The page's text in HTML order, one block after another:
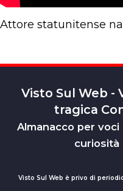
Attore statunitense
Visto Sul Web -
tragica
Almanacco per
curiosità
Visto Sul Web è privo di